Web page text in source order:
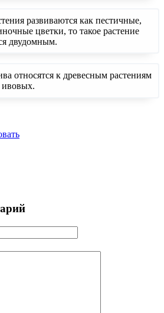
развиваются как пестичные,
цветки, то такое растение
двудомным.
относятся к древесным растениям
ивовых.